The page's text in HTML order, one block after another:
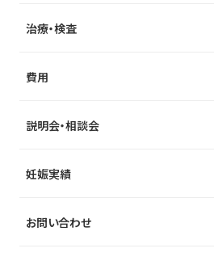
治療・検査
費用
説明会・相談会
妊娠実績
お問い合わせ